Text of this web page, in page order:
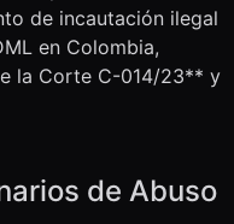
de incautación ilegal
en Colombia,
la Corte C-014/23** y
de Abuso